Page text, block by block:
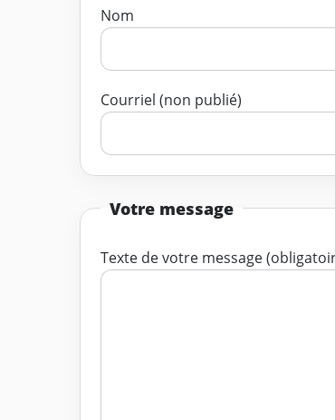
Nom
Courriel (non publié)
Votre message
Texte de votre message